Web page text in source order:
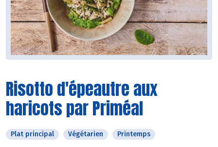
Risotto d'épeautre aux
haricots par Priméal
Plat principal Végétarien Printemps